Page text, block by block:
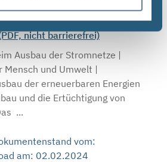
„Strahlenschutz beim Ausbau
nicht barrierefrei)
Ausbau der Stromnetze |
und Umwelt |
der erneuerbaren Energien
und die Ertüchtigung von
...
vom:
am: 02.02.2024